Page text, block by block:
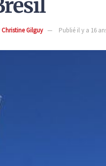
Christine Gilguy Publié il y a 16